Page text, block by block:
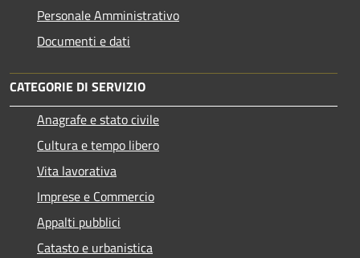
Personale Amministrativo
Documenti e dati
CATEGORIE DI SERVIZIO
Anagrafe e stato civile
Cultura e tempo libero
Vita lavorativa
Imprese e Commercio
Appalti pubblici
Catasto e urbanistica